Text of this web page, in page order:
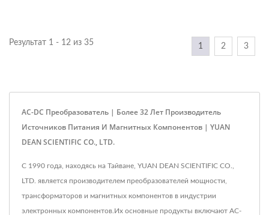
Результат 1 - 12 из 35 1 2 3
AC-DC Преобразователь | Более 32 Лет Производитель
Источников Питания И Магнитных Компонентов | YUAN
DEAN SCIENTIFIC CO., LTD.
С 1990 года, находясь на Тайване, YUAN DEAN SCIENTIFIC CO.,
LTD. является производителем преобразователей мощности,
трансформаторов и магнитных компонентов в индустрии
электронных компонентов.Их основные продукты включают AC-